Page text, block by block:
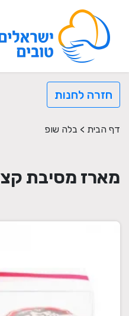
חזרה לחנות
דף הבית > בלה שופ
מארז מסיבת